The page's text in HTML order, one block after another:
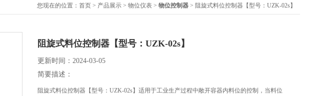
您现在的位置： 首页 > 产品展示 > 物位仪表 > 物位控制器 > 阻旋式料位控制器【型号：UZK-02s】
阻旋式料位控制器【型号：UZK-02s】
更新时间：2024-03-05
简要描述：
阻旋式料位控制器【型号：UZK-02s】适用于工业生产过程中敞开容器内料位的控制，当料位